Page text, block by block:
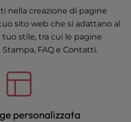
nella creazione di pagine
sito web che si adattano al
stile, tra cui le pagine
FAQ e Contatti.
personalizzata